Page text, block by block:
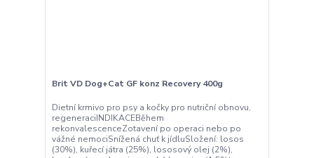
Brit VD Dog+Cat GF konz Recovery 400g
Dietní krmivo pro psy a kočky pro nutriční obnovu,
regeneraciINDIKACEBěhem
rekonvalescenceZotavení po operaci nebo po
vážné nemociSnížená chuť k jídluSložení: losos
(30%), kuřecí játra (25%), lososový olej (2%),